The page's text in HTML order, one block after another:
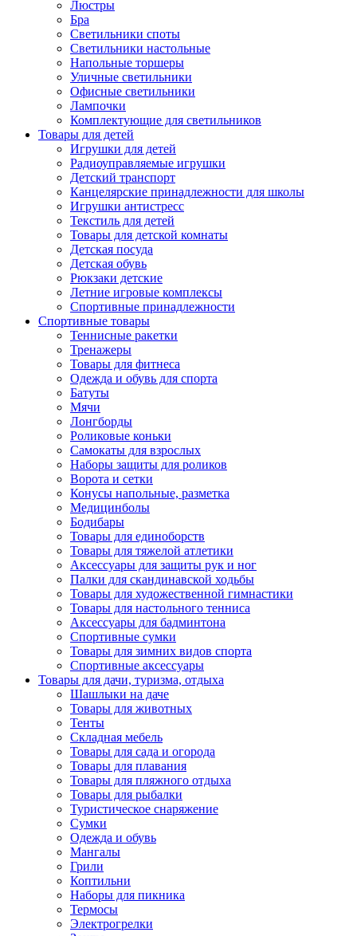
Люстры
Бра
Светильники споты
Светильники настольные
Напольные торшеры
Уличные светильники
Офисные светильники
Лампочки
Комплектующие для светильников
Товары для детей
Игрушки для детей
Радиоуправляемые игрушки
Детский транспорт
Канцелярские принадлежности для школы
Игрушки антистресс
Текстиль для детей
Товары для детской комнаты
Детская посуда
Детская обувь
Рюкзаки детские
Летние игровые комплексы
Спортивные принадлежности
Спортивные товары
Теннисные ракетки
Тренажеры
Товары для фитнеса
Одежда и обувь для спорта
Батуты
Мячи
Лонгборды
Роликовые коньки
Самокаты для взрослых
Наборы защиты для роликов
Ворота и сетки
Конусы напольные, разметка
Медицинболы
Бодибары
Товары для единоборств
Товары для тяжелой атлетики
Аксессуары для защиты рук и ног
Палки для скандинавской ходьбы
Товары для художественной гимнастики
Товары для настольного тенниса
Аксессуары для бадминтона
Спортивные сумки
Товары для зимних видов спорта
Спортивные аксессуары
Товары для дачи, туризма, отдыха
Шашлыки на даче
Товары для животных
Тенты
Складная мебель
Товары для сада и огорода
Товары для плавания
Товары для пляжного отдыха
Товары для рыбалки
Туристическое снаряжение
Сумки
Одежда и обувь
Мангалы
Грили
Коптильни
Наборы для пикника
Термосы
Электрогрелки